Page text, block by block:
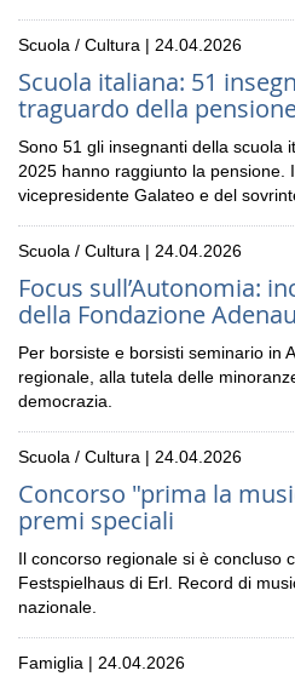
Scuola / Cultura | 24.04.2026
Scuola italiana: 51
traguardo della
Sono 51 gli insegnanti della scuola
2025 hanno raggiunto la pensione.
vicepresidente Galateo e del
Scuola / Cultura | 24.04.2026
Focus sull’Autonomia:
della Fondazione
Per borsiste e borsisti seminario in
regionale, alla tutela delle
democrazia.
Scuola / Cultura | 24.04.2026
Concorso "prima la
premi speciali
Il concorso regionale si è concluso
Festspielhaus di Erl. Record di
nazionale.
Famiglia | 24.04.2026